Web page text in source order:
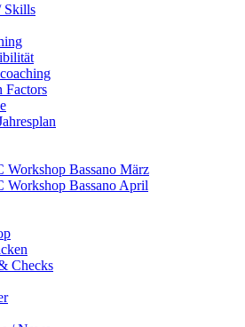
Skills
Factors
Workshop Bassano März
Workshop Bassano April
Checks